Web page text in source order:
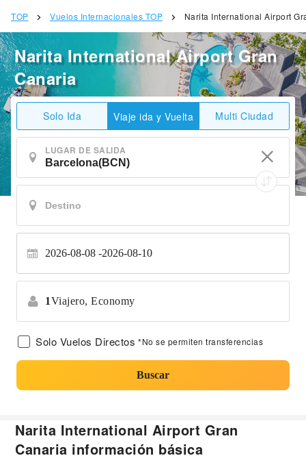
TOP Vuelos Internacionales TOP Narita International Airport
Narita International Airport Gran
Canaria
Solo Ida Viaje ida y Vuelta Multi Ciudad
LUGAR DE SALIDA
2026-08-08 2026-08-10
1Viajero, Economy
Solo Vuelos Directos *No se permiten transferencias
Buscar
Narita International Airport Gran
Canaria información básica